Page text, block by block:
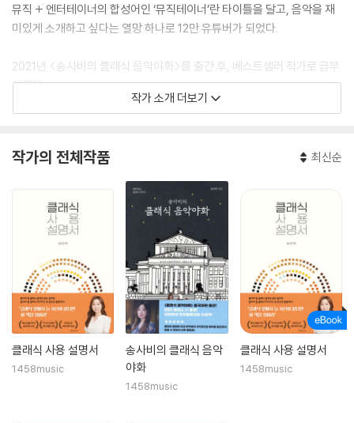
뮤직 + 엔터테이너의 합성어인 ‘뮤직테이너’란 타이틀을 달고, 음악을 재
미있게 소개하고 싶다는 열망 하나로 12만 유튜버가 되었다.
2021년 <송사비의 클래식 음악야화>를 출간 후, 베스트셀러 작가로 급부
상했다.
텐츠의 홈런으로 일반인과 클래식 사이를 이어주는 주선자 역할을 톡톡히
오랫동안 지치지 않고, 가치 있는 것을 쫓는 것이 그녀의 바람이다.
작가 소개 더보기
작가의 전체작품 최신순
클래식 사용 설명서
1458music
송사비의 클래식 음악
야화
1458music
클래식 사용 설명서
1458music